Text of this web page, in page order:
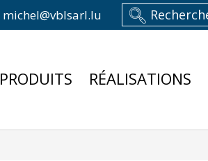
michel@vblsarl.lu
PRODUITS RÉALISATIONS